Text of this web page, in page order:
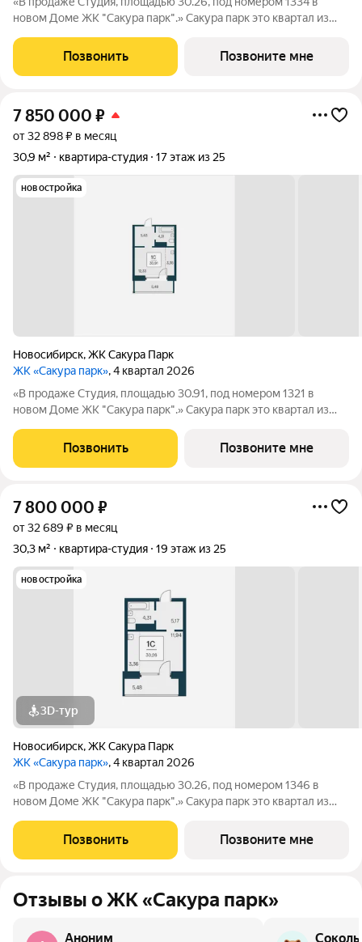
новом Доме ЖК "Сакура парк".» Сакура парк это квартал из
новом центре, в шаговой доступности от станции метро
«Октябрьская». Камерное
Позвонить Позвоните мне
7 850 000 ₽
от 32 898 ₽ в месяц
30,9 м²
квартира-студия 17 этаж из 25
новостройка
Новосибирск,ЖК Сакура Парк
ЖК «Сакура парк», 4 квартал 2026
«В продаже Студия, площадью 30.91, под номером 1321 в
новом Доме ЖК "Сакура парк".» Сакура парк это квартал из
новом центре, в шаговой доступности от станции метро
«Октябрьская». Камерное
Позвонить Позвоните мне
7 800 000 ₽
от 32 689 ₽ в месяц
30,3 м²
квартира-студия 19 этаж из 25
новостройка
3D-тур
Новосибирск,ЖК Сакура Парк
ЖК «Сакура парк», 4 квартал 2026
«В продаже Студия, площадью 30.26, под номером 1346 в
новом Доме ЖК "Сакура парк".» Сакура парк это квартал из
новом центре, в шаговой доступности от станции метро
«Октябрьская». Камерное
Позвонить Позвоните мне
Отзывы о ЖК «Сакура парк»
Аноним